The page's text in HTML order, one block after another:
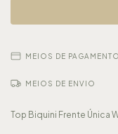
MEIOS DE PAGAMENTO
MEIOS DE ENVIO
Top Biquini Frente Única